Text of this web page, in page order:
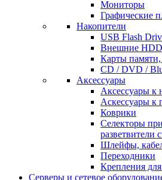
Мониторы
Графические
Накопители
USB Flash
Внешние
Карты памяти,
CD / DVD /
Аксессуары
Аксессуары к
Аскессуары к
Коврики
Селекторы
разветвители
Шлейфы,
Переходники
Крепления
Серверы и сетевое